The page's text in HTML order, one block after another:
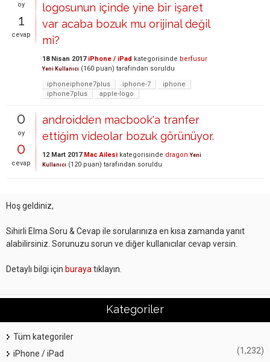
oy
1
cevap
logosunun içinde yine bir işaret
var acaba bozuk mu orijinal değil
mi?
18 Nisan 2017 iPhone / iPad kategorisinde berfusur
Yeni Kullanıcı (160 puan) tarafından soruldu
iphoneiphone7plus
iphone-7
iphone
iphone7plus
apple-logo
0
oy
0
cevap
androidden macbook'a tranfer
ettiğim videolar bozuk görünüyor.
12 Mart 2017 Mac Ailesi kategorisinde dragon Yeni
Kullanıcı (120 puan) tarafından soruldu
Hoş geldiniz,
Sihirli Elma Soru & Cevap ile sorularınıza en kısa zamanda yanıt
alabilirsiniz. Sorunuzu sorun ve diğer kullanıcılar cevap versin.
Detaylı bilgi için burayatıklayın.
Kategoriler
Tüm kategoriler
iPhone / iPad
(1,232)